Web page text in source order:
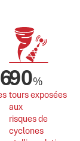
tours exposées
aux
risques de
cyclones
90%